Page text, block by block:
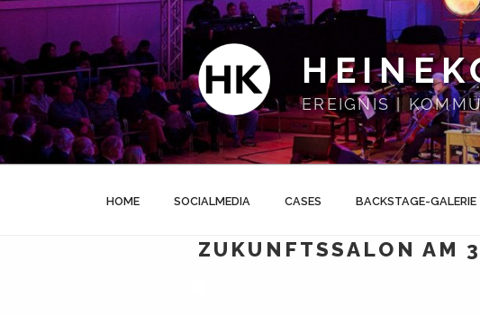
Zum
springen
EREIGNIS |
HOME SOCIALMEDIA CASES BACKSTAGE-GALERIE
ZUKUNFTSSALON AM